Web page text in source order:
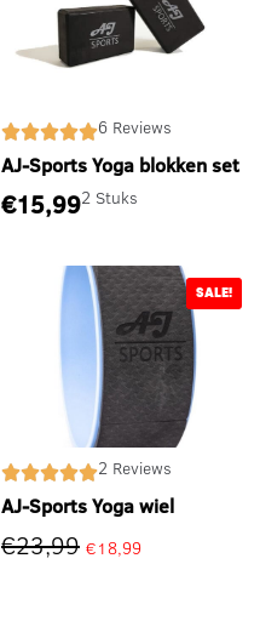
6 Reviews
AJ-Sports Yoga blokken set
€15,992 Stuks
SALE!
2 Reviews
AJ-Sports Yoga wiel
€23,99 €18,99